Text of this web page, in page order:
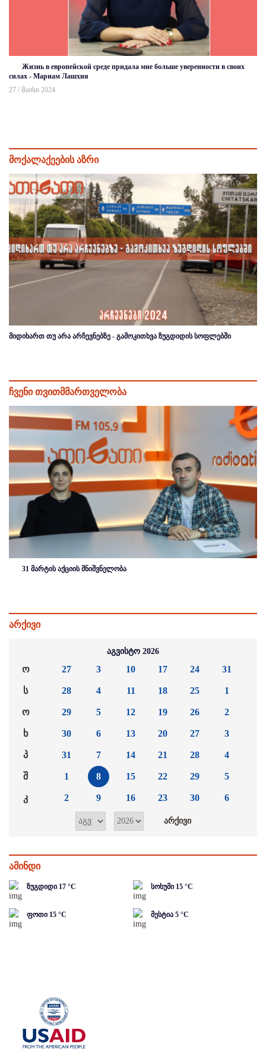
Жизнь в европейской среде придала мне больше уверенности в своих
силах - Мариам Лашхия
27 / მაისი 2024
მოქალაქეების აზრი
მიდიხართ თუ არა არჩევნებზე - გამოკითხვა ზუგდიდის სოფლებში
ჩვენი თვითმმართველობა
31 მარტის აქციის მნიშვნელობა
არქივი
აგვისტო 2026
ო
ს
ო
ხ
პ
შ
კ
27
28
29
30
31
1
2
3
4
5
6
7
8
9
10
11
12
13
14
15
16
17
18
19
20
21
22
23
24
25
26
27
28
29
30
31
1
2
3
4
5
6
ამინდი
ზუგდიდი 17 °C სოხუმი 15 °C
ფოთი 15 °C მესტია 5 °C